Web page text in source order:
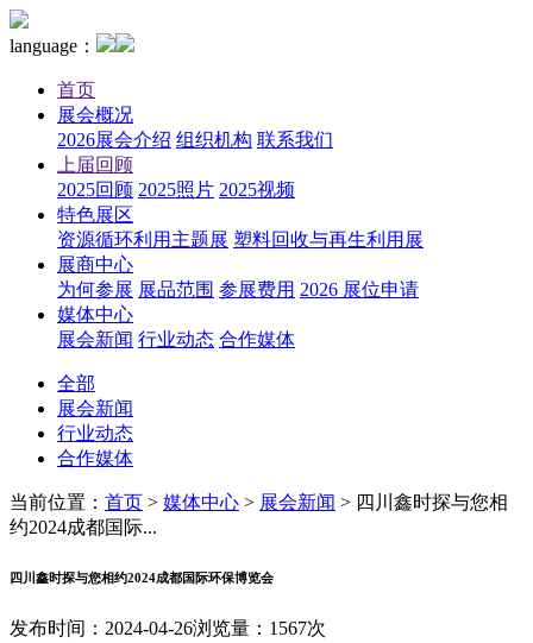
language：
首页
展会概况
2026展会介绍 组织机构 联系我们
上届回顾
2025回顾 2025照片 2025视频
特色展区
资源循环利用主题展 塑料回收与再生利用展
展商中心
为何参展 展品范围 参展费用 2026 展位申请
媒体中心
展会新闻 行业动态 合作媒体
全部
展会新闻
行业动态
合作媒体
当前位置： 首页 > 媒体中心 > 展会新闻 > 四川鑫时探与您相
约2024成都国际...
四川鑫时探与您相约2024成都国际环保博览会
发布时间：2024-04-26浏览量：1567次